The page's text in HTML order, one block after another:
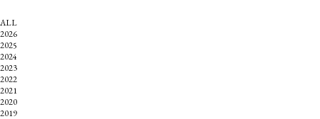
ALL
2026
2025
2024
2023
2022
2021
2020
2019